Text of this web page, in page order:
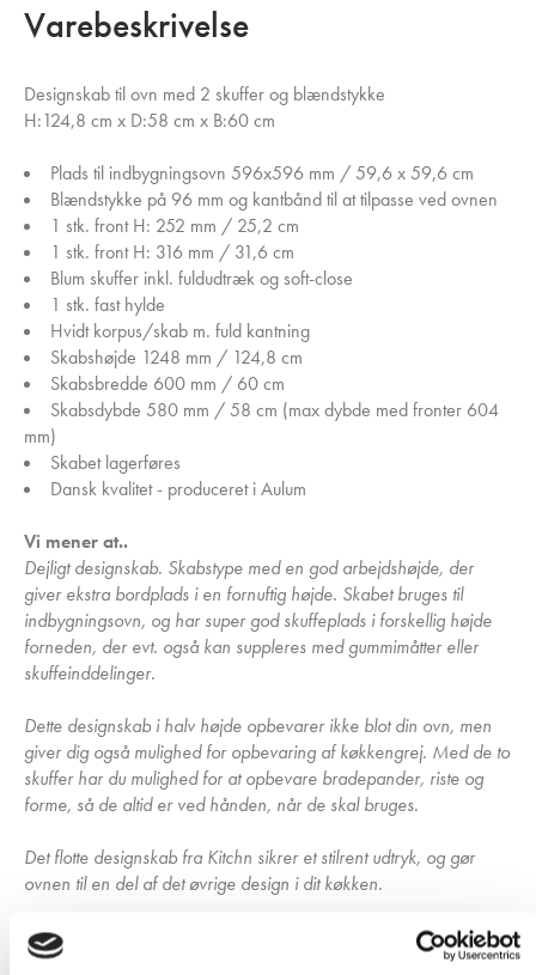
Varebeskrivelse
Designskab til ovn med 2 skuffer og blændstykke
H:124,8 cm x D:58 cm x B:60 cm
Plads til indbygningsovn 596x596 mm / 59,6 x 59,6 cm
Blændstykke på 96 mm og kantbånd til at tilpasse ved ovnen
1 stk. front H: 252 mm / 25,2 cm
1 stk. front H: 316 mm / 31,6 cm
Blum skuffer inkl. fuldudtræk og soft-close
1 stk. fast hylde
Hvidt korpus/skab m. fuld kantning
Skabshøjde 1248 mm / 124,8 cm
Skabsbredde 600 mm / 60 cm
Skabsdybde 580 mm / 58 cm (max dybde med fronter 604
mm)
Skabet lagerføres
Dansk kvalitet - produceret i Aulum
Vi mener at..
Dejligt designskab. Skabstype med en god arbejdshøjde, der
giver ekstra bordplads i en fornuftig højde. Skabet bruges til
indbygningsovn, og har super god skuffeplads i forskellig højde
forneden, der evt. også kan suppleres med gummimåtter eller
skuffeinddelinger.
Dette designskab i halv højde opbevarer ikke blot din ovn, men
giver dig også mulighed for opbevaring af køkkengrej. Med de to
skuffer har du mulighed for at opbevare bradepander, riste og
forme, så de altid er ved hånden, når de skal bruges.
Det flotte designskab fra Kitchn sikrer et stilrent udtryk, og gør
ovnen til en del af det øvrige design i dit køkken.
Læs mere: